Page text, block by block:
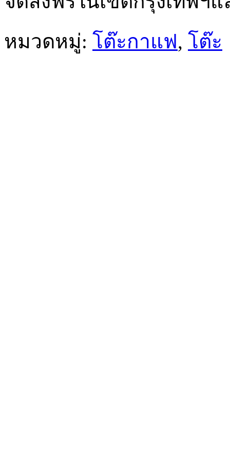
หมวดหมู่: โต๊ะกาแฟ, โต๊ะ